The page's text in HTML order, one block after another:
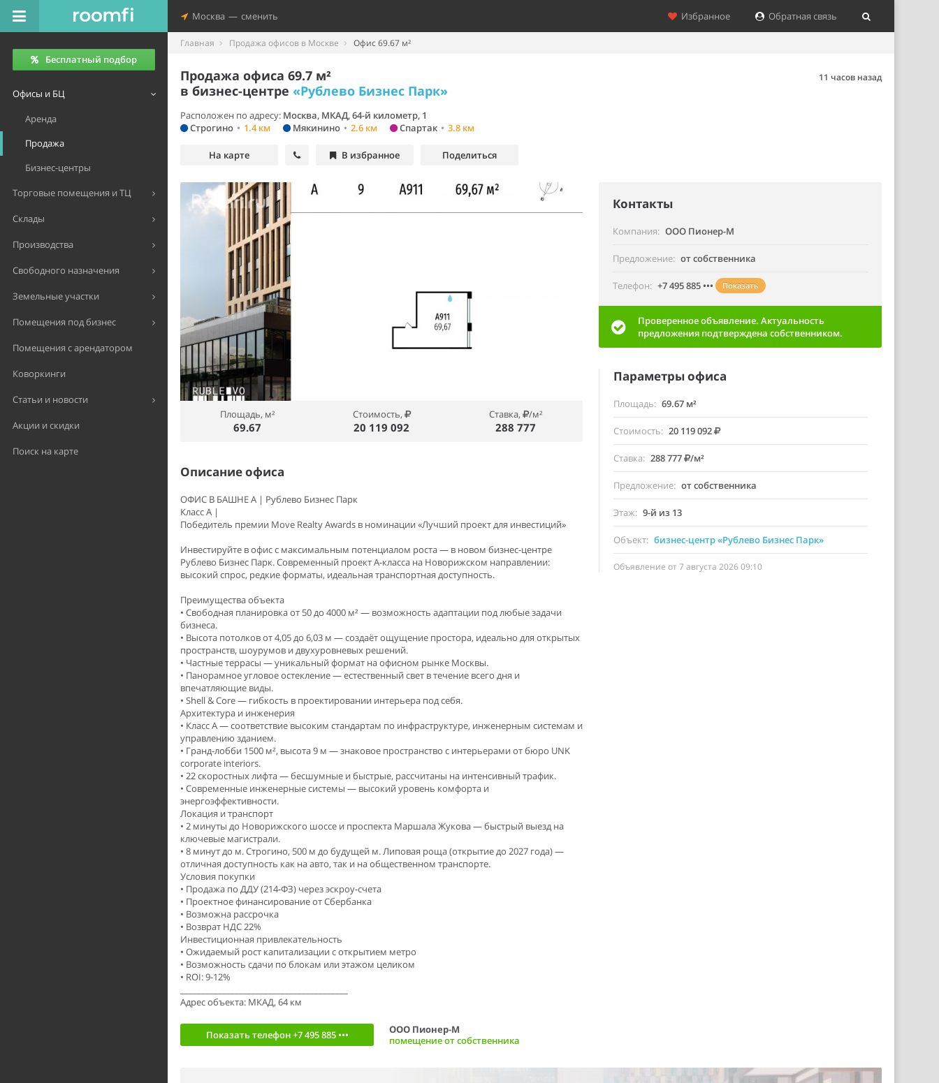
Москва — сменить Избранное Обратная связь
Бесплатный подбор
Офисы и БЦ
Аренда
Продажа
Бизнес-центры
Торговые помещения и ТЦ
Склады
Производства
Свободного назначения
Земельные участки
Помещения под бизнес
Помещения с арендатором
Коворкинги
Статьи и новости
Акции и скидки
Поиск на карте
Главная Продажа офисов в Москве Офис 69.67 м²
Продажа офиса 69.7 м²
в бизнес-центре «Рублево Бизнес Парк»
11 часов назад
Расположен по адресу: Москва, МКАД, 64-й километр, 1
Строгино • 1.4 км Мякинино • 2.6 км Спартак • 3.8 км
На карте В избранное Поделиться
Площадь, м²
69.67
Стоимость,
20 119 092
Ставка, /м²
288 777
Описание офиса
ОФИС В БАШНЕ A | Рублево Бизнес Парк
Класс А |
Победитель премии Move Realty Awards в номинации «Лучший проект для инвестиций»
Инвестируйте в офис с максимальным потенциалом роста — в новом бизнес-центре
Рублево Бизнес Парк. Современный проект А-класса на Новорижском направлении:
высокий спрос, редкие форматы, идеальная транспортная доступность.
Преимущества объекта
• Свободная планировка от 50 до 4000 м² — возможность адаптации под любые задачи
бизнеса.
• Высота потолков от 4,05 до 6,03 м — создаёт ощущение простора, идеально для открытых
пространств, шоурумов и двухуровневых решений.
• Частные террасы — уникальный формат на офисном рынке Москвы.
• Панорамное угловое остекление — естественный свет в течение всего дня и
впечатляющие виды.
• Shell & Core — гибкость в проектировании интерьера под себя.
Архитектура и инженерия
• Класс А — соответствие высоким стандартам по инфраструктуре, инженерным системам и
управлению зданием.
• Гранд-лобби 1500 м², высота 9 м — знаковое пространство с интерьерами от бюро UNK
corporate interiors.
• 22 скоростных лифта — бесшумные и быстрые, рассчитаны на интенсивный трафик.
• Современные инженерные системы — высокий уровень комфорта и
энергоэффективности.
Локация и транспорт
• 2 минуты до Новорижского шоссе и проспекта Маршала Жукова — быстрый выезд на
ключевые магистрали.
• 8 минут до м. Строгино, 500 м до будущей м. Липовая роща (открытие до 2027 года) —
отличная доступность как на авто, так и на общественном транспорте.
Условия покупки
• Продажа по ДДУ (214-ФЗ) через эскроу-счета
• Проектное финансирование от Сбербанка
• Возможна рассрочка
• Возврат НДС 22%
Инвестиционная привлекательность
• Ожидаемый рост капитализации с открытием метро
• Возможность сдачи по блокам или этажом целиком
• ROI: 9-12%
Адрес объекта: МКАД, 64 км
Показать телефон+7 495 885 •••
ООО Пионер-М
помещение от собственника
Контакты
Компания ООО Пионер-М
Предложение от собственника
Телефон +7 495 885 ••• Показать
Проверенное объявление. Актуальность
предложения подтверждена собственником.
Параметры офиса
Площадь 69.67 м²
Стоимость 20 119 092
Ставка 288 777 /м²
Предложение от собственника
Этаж 9-й из 13
Объект бизнес-центр «Рублево Бизнес Парк»
Объявление от 7 августа 2026 09:10